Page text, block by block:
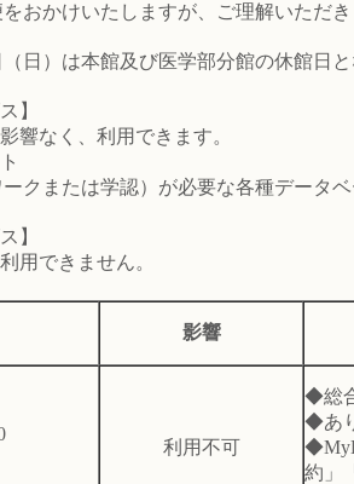
おかけいたしますが、ご理解いただ
日）は本館及び医学部分館の休館日と
】
響なく、利用できます。
クまたは学認）が必要な各種データ
】
用できません。
影響
利用不可
◆総
◆あ
約」